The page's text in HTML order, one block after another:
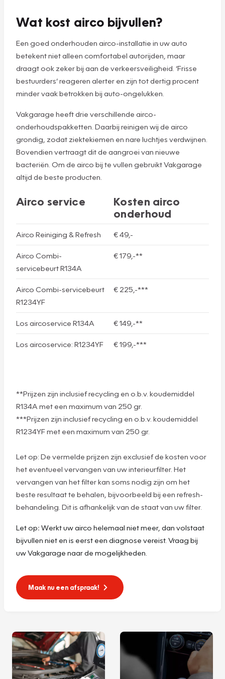
Wat kost airco bijvullen?
Een goed onderhouden airco-installatie in uw auto
betekent niet alleen comfortabel autorijden, maar
draagt ook zeker bij aan de verkeersveiligheid. ‘Frisse
bestuurders’ reageren alerter en zijn tot dertig procent
minder vaak betrokken bij auto-ongelukken.
Vakgarage heeft drie verschillende airco-
onderhoudspakketten. Daarbij reinigen wij de airco
grondig, zodat ziektekiemen en nare luchtjes verdwijnen.
Bovendien vertraagt dit de aangroei van nieuwe
bacteriën. Om de airco bij te vullen gebruikt Vakgarage
altijd de beste producten.
Airco service
Kosten airco
onderhoud
Airco Reiniging & Refresh € 49,-
Airco Combi-
servicebeurt R134A
€ 179,-**
Airco Combi-servicebeurt
R1234YF
€ 225,-***
Los aircoservice R134A € 149,-**
Los aircoservice: R1234YF € 199,-***
**Prijzen zijn inclusief recycling en o.b.v. koudemiddel
R134A met een maximum van 250 gr.
***Prijzen zijn inclusief recycling en o.b.v. koudemiddel
R1234YF met een maximum van 250 gr.
Let op: De vermelde prijzen zijn exclusief de kosten voor
het eventueel vervangen van uw interieurfilter. Het
vervangen van het filter kan soms nodig zijn om het
beste resultaat te behalen, bijvoorbeeld bij een refresh-
behandeling. Dit is afhankelijk van de staat van uw filter.
Let op: Werkt uw airco helemaal niet meer, dan volstaat
bijvullen niet en is eerst een diagnose vereist. Vraag bij
uw Vakgarage naar de mogelijkheden.
Maak nu een afspraak!